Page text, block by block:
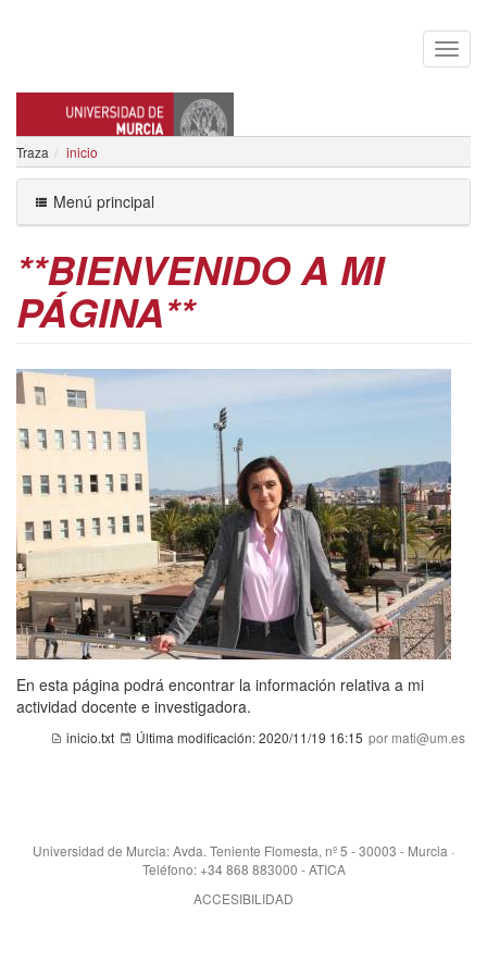
MATILDE LAFUENTE LECHUGA
Traza inicio
Menú principal
**BIENVENIDO A MI
PÁGINA**
En esta página podrá encontrar la información relativa a mi
actividad docente e investigadora.
inicio.txt Última modificación:2020/11/19 16:15 por mati@um.es
Universidad de Murcia: Avda. Teniente Flomesta, nº 5 - 30003 - Murcia ·
Teléfono: +34 868 883000 - ATICA
ACCESIBILIDAD